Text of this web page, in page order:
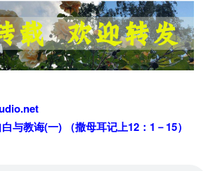
与教诲(一) （撒母耳记上12：1－15）